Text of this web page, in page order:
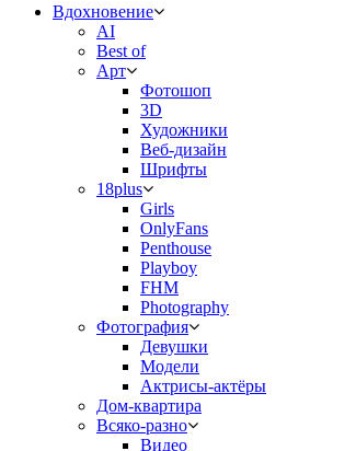
Вдохновение
AI
Best of
Арт
Фотошоп
3D
Художники
Веб-дизайн
Шрифты
18plus
Girls
OnlyFans
Penthouse
Playboy
FHM
Photography
Фотография
Девушки
Модели
Актрисы-актёры
Дом-квартира
Всяко-разно
Видео